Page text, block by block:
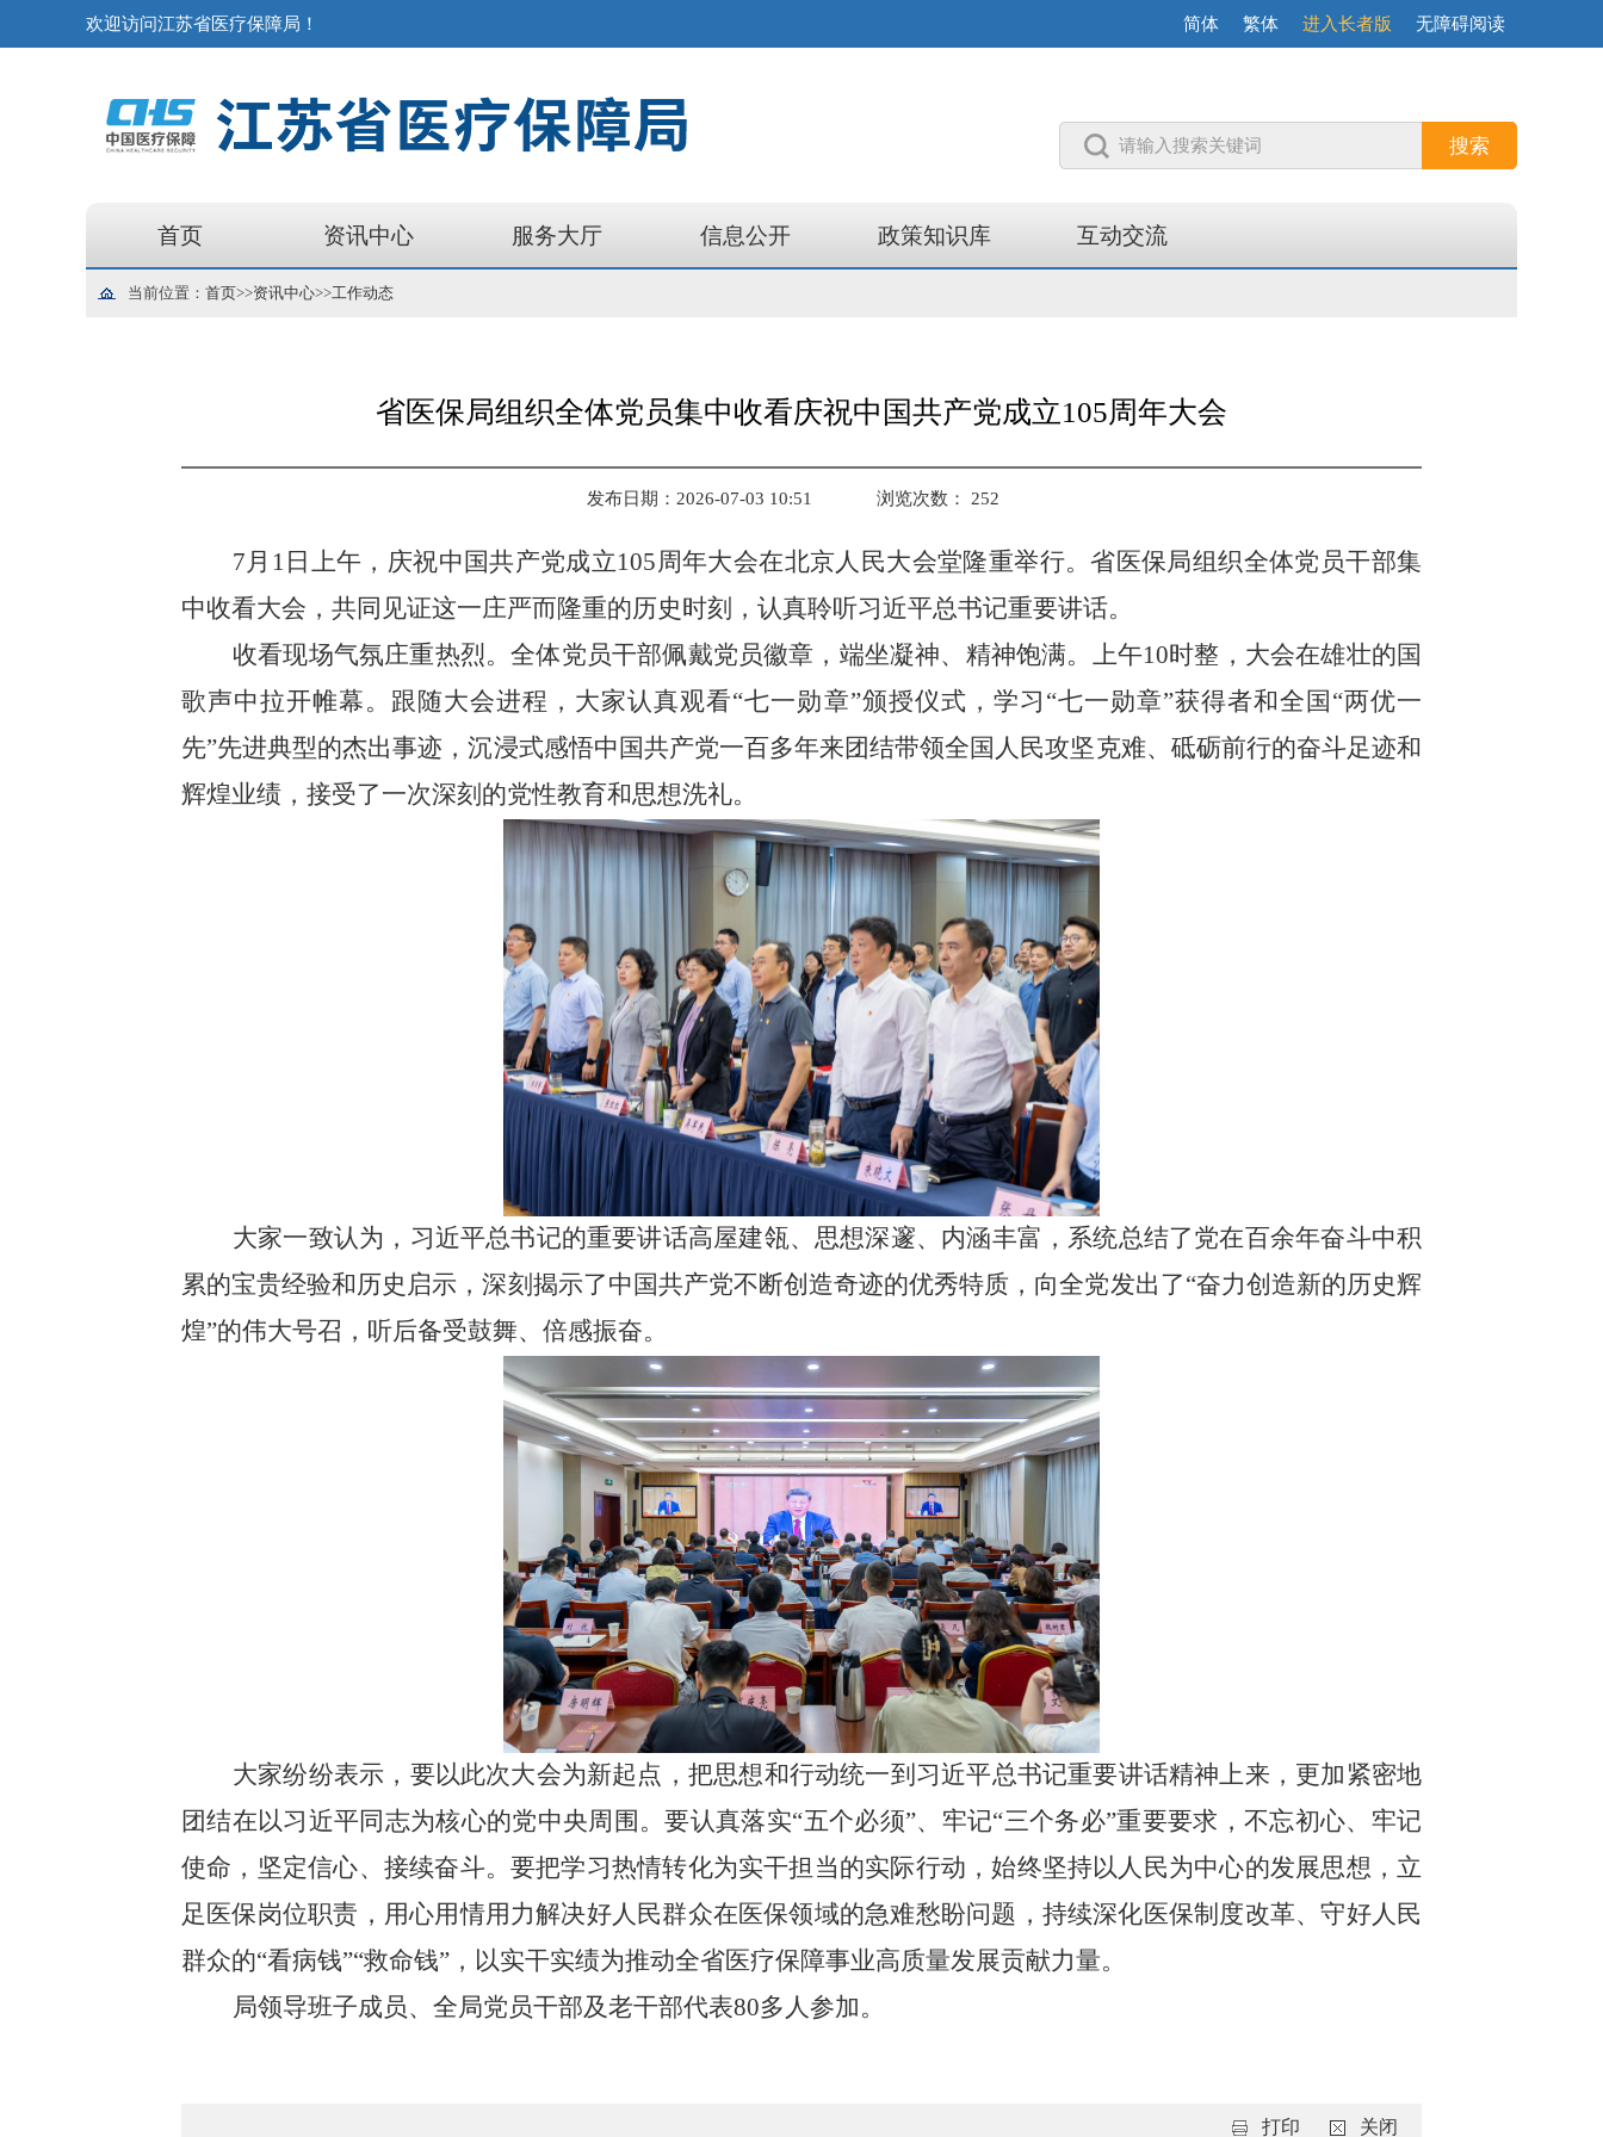
欢迎访问江苏省医疗保障局！ 简体 繁体 进入长者版 无障碍阅读
首页 资讯中心 服务大厅 信息公开 政策知识库 互动交流
当前位置： 首页>>资讯中心>>工作动态
省医保局组织全体党员集中收看庆祝中国共产党成立105周年大会
发布日期：2026-07-03 10:51 浏览次数： 252
7月 1 日上午，庆祝中国共产党成立105周年大会在北京人民大会堂隆重举行。省医保局组织全体党员干部集
中收看大会，共同见证这一庄严而隆重的历史时刻，认真聆听习近平总书记重要讲话。
收看现场气氛庄重热烈。全体党员干部佩戴党员徽章，端坐凝神、精神饱满。上午10时整，大会在雄壮的国
歌声中拉开帷幕。跟随大会进程，大家认真观看“七一勋章”颁授仪式，学习“七一勋章”获得者和全国“两优一
先”先进典型的杰出事迹，沉浸式感悟中国共产党一百多年来团结带领全国人民攻坚克难、砥砺前行的奋斗足迹和
辉煌业绩，接受了一次深刻的党性教育和思想洗礼。
大家一致认为，习近平总书记的重要讲话高屋建瓴、思想深邃、内涵丰富，系统总结了党在百余年奋斗中积
累的宝贵经验和历史启示，深刻揭示了中国共产党不断创造奇迹的优秀特质，向全党发出了“奋力创造新的历史辉
煌”的伟大号召，听后备受鼓舞、倍感振奋。
大家纷纷表示，要以此次大会为新起点，把思想和行动统一到习近平总书记重要讲话精神上来，更加紧密地
团结在以习近平同志为核心的党中央周围。要认真落实“五个必须”、牢记“三个务必”重要要求，不忘初心、牢记
使命，坚定信心、接续奋斗。要把学习热情转化为实干担当的实际行动，始终坚持以人民为中心的发展思想，立
足医保岗位职责，用心用情用力解决好人民群众在医保领域的急难愁盼问题，持续深化医保制度改革、守好人民
群众的“看病钱”“救命钱”，以实干实绩为推动全省医疗保障事业高质量发展贡献力量。
局领导班子成员、全局党员干部及老干部代表80多人参加。
打印 关闭